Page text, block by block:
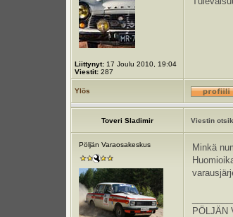
Liittynyt: 17 Joulu 2010, 19:04
Viestit: 287
Ylös
Toveri Sladimir Viestin
Pöljän Varaosakeskus
Minkä
PÖLJÄN